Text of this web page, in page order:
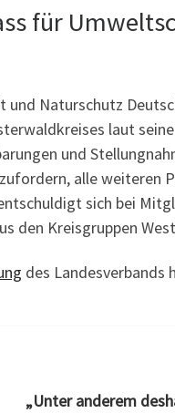
für
und Naturschutz
laut
und
alle weiteren
sich bei
den Kreisgruppen
des Landesverbands
„Unter anderem